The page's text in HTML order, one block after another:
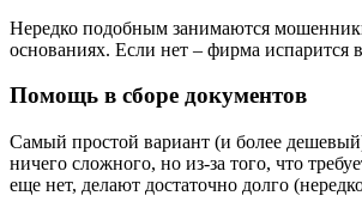
Нередко подобным занимаются
основаниях. Если нет – фирма испарится
Помощь в сборе документов
Самый простой вариант (и более
ничего сложного, но из-за того, что
еще нет, делают достаточно долго